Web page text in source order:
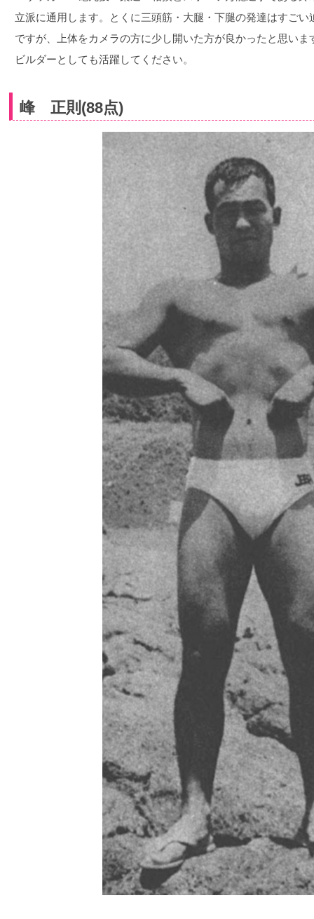
立派に通用します。とくに三頭筋・大腿・下腿の発達はすご
ですが、上体をカメラの方に少し開いた方が良かったと思い
ビルダーとしても活躍してください。
峰 正則(88点)